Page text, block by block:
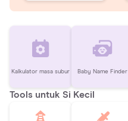
Kalkulator masa subur Baby Name Finder
Tools untuk Si Kecil